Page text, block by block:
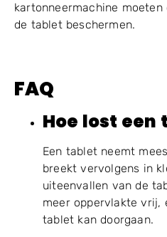
kartonneermachine
de tablet beschermen.
FAQ
Hoe lost een
Een tablet neemt
breekt vervolgens in
uiteenvallen van de
meer oppervlakte vrij,
tablet kan doorgaan.